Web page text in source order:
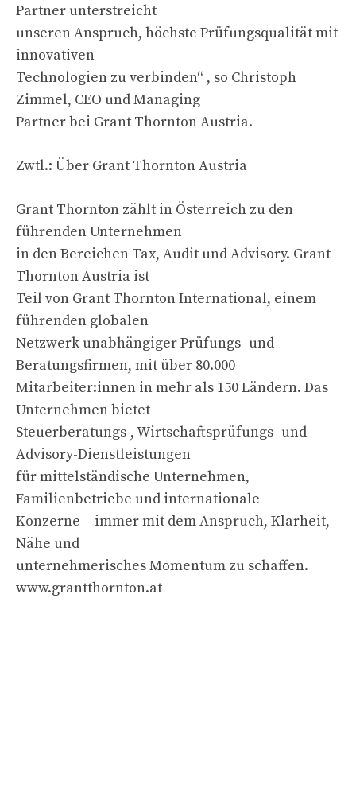
Partner unterstreicht
unseren Anspruch, höchste Prüfungsqualität mit
innovativen
Technologien zu verbinden“ , so Christoph
Zimmel, CEO und Managing
Partner bei Grant Thornton Austria.
Zwtl.: Über Grant Thornton Austria
Grant Thornton zählt in Österreich zu den
führenden Unternehmen
in den Bereichen Tax, Audit und Advisory. Grant
Thornton Austria ist
Teil von Grant Thornton International, einem
führenden globalen
Netzwerk unabhängiger Prüfungs- und
Beratungsfirmen, mit über 80.000
Mitarbeiter:innen in mehr als 150 Ländern. Das
Unternehmen bietet
Steuerberatungs-, Wirtschaftsprüfungs- und
Advisory-Dienstleistungen
für mittelständische Unternehmen,
Familienbetriebe und internationale
Konzerne – immer mit dem Anspruch, Klarheit,
Nähe und
unternehmerisches Momentum zu schaffen.
www.grantthornton.at